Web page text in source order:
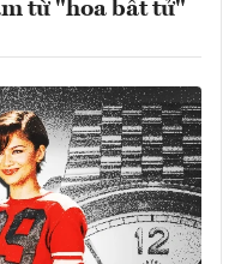
từ "hoa bất tử"